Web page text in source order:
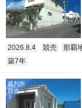
2026.8.4 競売 那覇
築7年